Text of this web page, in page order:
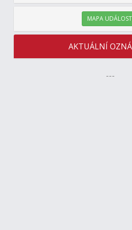
MAPA
AKTUÁLNÍ
---